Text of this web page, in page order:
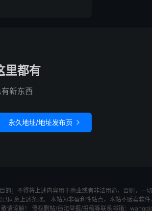
里都有
新东西
永久地址/地址发布页 
；不得将上述内容用于商业或者非法用途，否则，一
意上述条款。 本站为非盈利性站点，本站不贩卖软
请谅解！ 侵权删帖/违法举报/投稿等联系邮箱：